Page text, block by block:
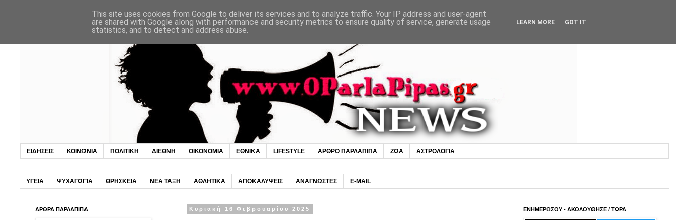
ΕΙΔΗΣΕΙΣ ΚΟΙΝΩΝΙΑ ΠΟΛΙΤΙΚΗ ΔΙΕΘΝΗ ΟΙΚΟΝΟΜΙΑ ΕΘΝΙΚΑ LIFESTYLE ΑΡΘΡΟ ΠΑΡΛΑΠΙΠΑ ΖΩΑ ΑΣΤΡΟΛΟΓΙΑ
ΥΓΕΙΑ ΨΥΧΑΓΩΓΙΑ ΘΡΗΣΚΕΙΑ ΝΕΑ ΤΑΞΗ ΑΘΛΗΤΙΚΑ ΑΠΟΚΑΛΥΨΕΙΣ ΑΝΑΓΝΩΣΤΕΣ E-MAIL
Κυριακή 16 Φεβρουαρίου 2025
ΑΡΘΡΑ ΠΑΡΛΑΠΙΠΑ ΕΝΗΜΕΡΩΣΟΥ - ΑΚΟΛΟΥΘΗΣΕ / ΤΩΡΑ
This site uses cookies from Google to deliver its services and to analyze traffic. Your IP address and user-agent
are shared with Google along with performance and security metrics to ensure quality of service, generate usage
statistics, and to detect and address abuse.
LEARN MORE GOT IT